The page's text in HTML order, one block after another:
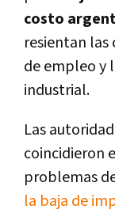
costo
resientan las
de empleo y
industrial.
Las
coincidieron
problemas
la baja de